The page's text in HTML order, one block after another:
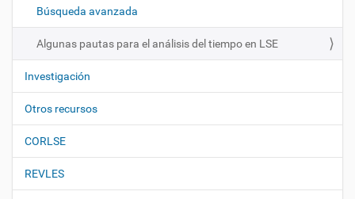
n
Búsqueda avanzada
Algunas pautas para el análisis del tiempo en LSE
Investigación
Otros recursos
CORLSE
REVLES